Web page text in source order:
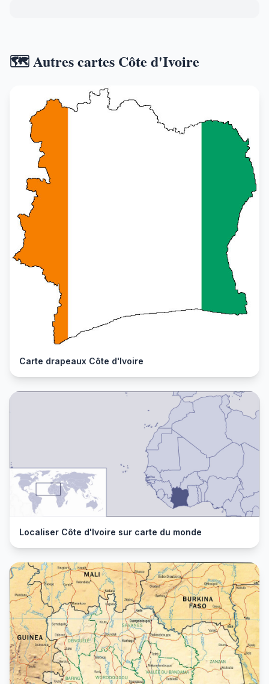
🗺️ Autres cartes Côte d'Ivoire
Carte drapeaux Côte d'Ivoire
Localiser Côte d'Ivoire sur carte du monde